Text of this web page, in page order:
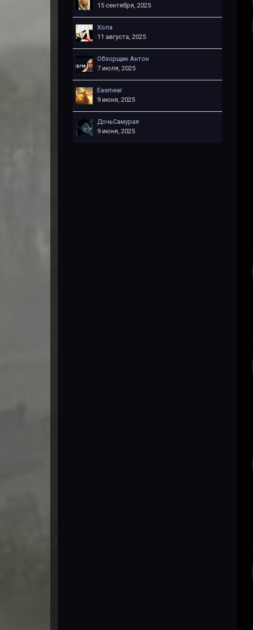
15 сентября, 2025
Хола
11 августа, 2025
Обзорщик Антон
7 июля, 2025
Easmear
9 июня, 2025
ДочьСамурая
9 июня, 2025